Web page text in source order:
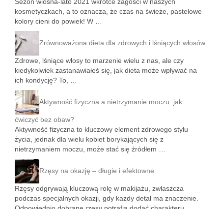
Sezon wiosna-lato 2021 wkrótce zagości w naszych
kosmetyczkach, a to oznacza, że czas na świeże, pastelowe
kolory cieni do powiek! W …
Zrównoważona dieta dla zdrowych i lśniących włosów
Zdrowe, lśniące włosy to marzenie wielu z nas, ale czy
kiedykolwiek zastanawiałeś się, jak dieta może wpływać na
ich kondycję? To, …
Aktywność fizyczna a nietrzymanie moczu: jak
ćwiczyć bez obaw?
Aktywność fizyczna to kluczowy element zdrowego stylu
życia, jednak dla wielu kobiet borykających się z
nietrzymaniem moczu, może stać się źródłem …
Rzęsy na okazję – długie i efektowne
Rzęsy odgrywają kluczową rolę w makijażu, zwłaszcza
podczas specjalnych okazji, gdy każdy detal ma znaczenie.